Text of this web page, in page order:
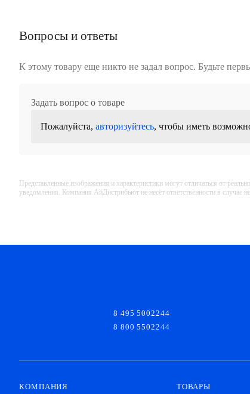
Вопросы и ответы
К этому товару еще никто не задал вопрос. Будьте
Задать вопрос о товаре
Пожалуйста, авторизуйтесь, чтобы иметь
Представленные изображения и характеристики могут отличаться от
уведомления. Компания АйДистрибьют не несёт ответственности в
8 495 5002244
8 800 5502244
КОМПАНИЯ ТОВАРЫ